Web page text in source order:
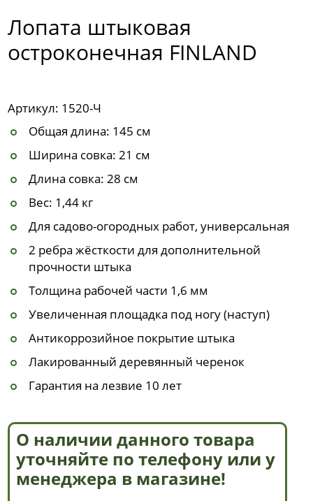
Лопата штыковая
остроконечная FINLAND
Артикул: 1520-Ч
Общая длина: 145 см
Ширина совка: 21 см
Длина совка: 28 см
Вес: 1,44 кг
Для садово-огородных работ, универсальная
2 ребра жёсткости для дополнительной
прочности штыка
Толщина рабочей части 1,6 мм
Увеличенная площадка под ногу (наступ)
Антикоррозийное покрытие штыка
Лакированный деревянный черенок
Гарантия на лезвие 10 лет
О наличии данного товара
уточняйте по телефону или у
менеджера в магазине!